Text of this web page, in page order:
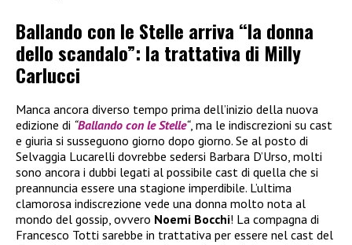
Ballando con le Stelle arriva “la donna
dello scandalo”: la trattativa di Milly
Carlucci
Manca ancora diverso tempo prima dell’inizio della nuova
edizione di “Ballando con le Stelle“, ma le indiscrezioni su cast
e giuria si susseguono giorno dopo giorno. Se al posto di
Selvaggia Lucarelli dovrebbe sedersi Barbara D’Urso, molti
sono ancora i dubbi legati al possibile cast di quella che si
preannuncia essere una stagione imperdibile. L’ultima
clamorosa indiscrezione vede una donna molto nota al
mondo del gossip, ovvero Noemi Bocchi! La compagna di
Francesco Totti sarebbe in trattativa per essere nel cast del